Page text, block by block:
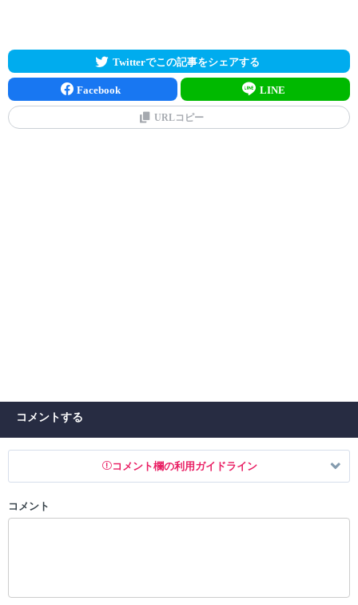
Twitterでこの記事をシェアする
Facebook LINE
URLコピー
コメントする
コメント欄の利用ガイドライン
以下の書き込みを禁止とし、場合によってはコメント削除や書き込み制
コメント